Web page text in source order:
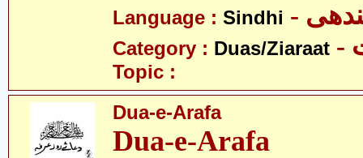
Language : Sindhi
Category : Duas/Ziaraat
Topic :
Dua-e-Arafa
Dua-e-Arafa